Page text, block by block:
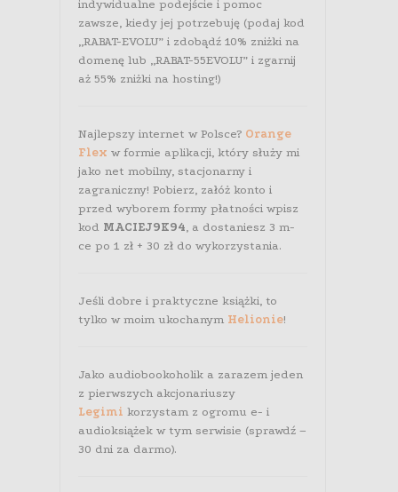
indywidualne podejście i pomoc
zawsze, kiedy jej potrzebuję (podaj kod
„RABAT-EVOLU” i zdobądź 10% zniżki na
domenę lub „RABAT-55EVOLU” i zgarnij
aż 55% zniżki na hosting!)
Najlepszy internet w Polsce? Orange
Flex w formie aplikacji, który służy mi
jako net mobilny, stacjonarny i
zagraniczny! Pobierz, załóż konto i
przed wyborem formy płatności wpisz
kod MACIEJ9K94 , a dostaniesz 3 m-
ce po 1 zł + 30 zł do wykorzystania.
Jeśli dobre i praktyczne książki, to
tylko w moim ukochanym Helionie!
Jako audiobookoholik a zarazem jeden
z pierwszych akcjonariuszy
Legimi korzystam z ogromu e- i
audioksiążek w tym serwisie (sprawdź –
30 dni za darmo).